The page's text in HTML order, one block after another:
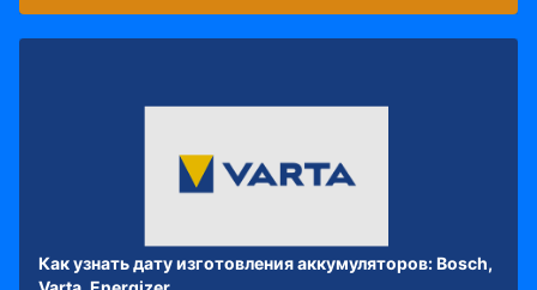
Как узнать дату изготовления аккумуляторов: Bosch,